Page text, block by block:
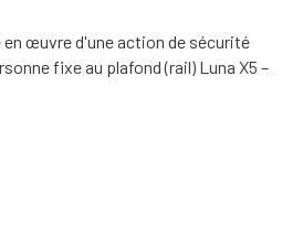
en œuvre d'une action de sécurité
fixe au plafond (rail) Luna X5 –